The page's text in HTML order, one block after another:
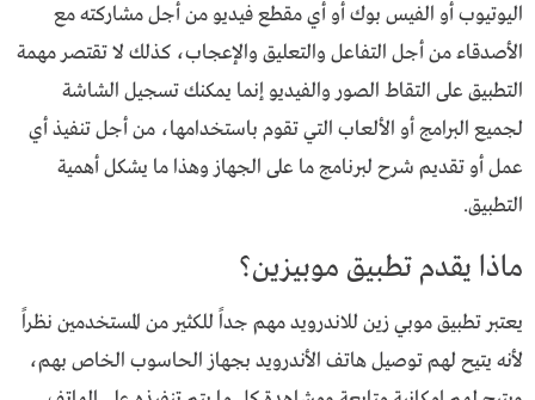
اليوتيوب أو الفيس بوك أو أي مقطع فيديو من أجل مشاركته مع
الأصدقاء من أجل التفاعل والتعليق والإعجاب، كذلك لا تقتصر مهمة
التطبيق على التقاط الصور والفيديو إنما يمكنك تسجيل الشاشة
لجميع البرامج أو الألعاب التي تقوم باستخدامها، من أجل تنفيذ أي
عمل أو تقديم شرح لبرنامج ما على الجهاز وهذا ما يشكل أهمية
التطبيق.
ماذا يقدم تطبيق موبيزين؟
يعتبر تطبيق موبي زين للاندرويد مهم جداً للكثير من المستخدمين نظراً
لأنه يتيح لهم توصيل هاتف الأندرويد بجهاز الحاسوب الخاص بهم،